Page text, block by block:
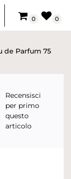
0 0
de Parfum 75
Recensisci
per primo
questo
articolo